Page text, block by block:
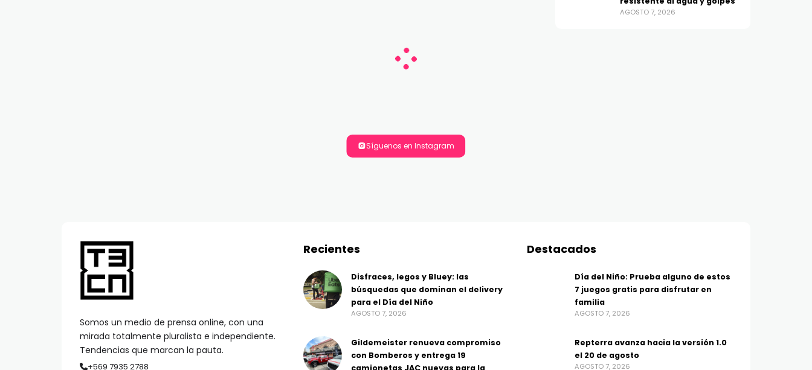
AGOSTO 7, 2026
Síguenos en Instagram
Somos un medio de prensa online, con una
mirada totalmente pluralista e independiente.
Tendencias que marcan la pauta.
+569 7935 2788
Recientes
Disfraces, legos y Bluey: las
búsquedas que dominan el delivery
para el Día del Niño
AGOSTO 7, 2026
Gildemeister renueva compromiso
con Bomberos y entrega 19
Destacados
Día del Niño: Prueba alguno de estos
7 juegos gratis para disfrutar en
familia
AGOSTO 7, 2026
Repterra avanza hacia la versión 1.0
el 20 de agosto
AGOSTO 7, 2026